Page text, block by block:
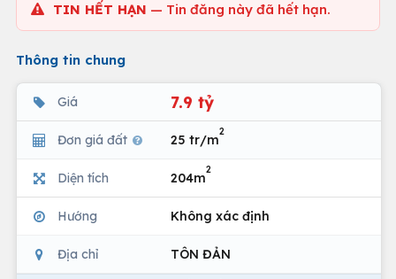
TIN HẾT HẠN — Tin đăng này đã hết hạn.
Thông tin chung
Giá 7.9 tỷ
Đơn giá đất 25 tr/m
2
Diện tích 204m
2
Hướng Không xác định
Địa chỉ TÔN ĐẢN